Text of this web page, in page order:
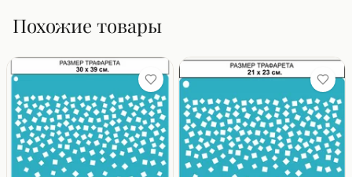
Похожие товары